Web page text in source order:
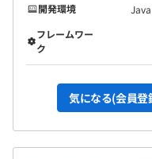
開発環境
Java
フレームワー
ク
気になる(会員登